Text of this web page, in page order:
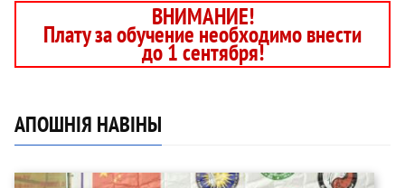
ВНИМАНИЕ!
Плату за обучение необходимо внести
до 1 сентября!
АПОШНІЯ НАВІНЫ